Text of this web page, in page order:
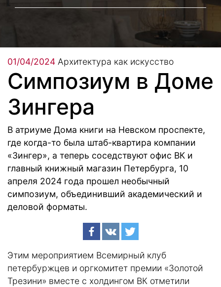
01/04/2024 Архитектура как искусство
Симпозиум в Доме
Зингера
В атриуме Дома книги на Невском проспекте,
где когда-то была штаб-квартира компании
«Зингер», а теперь соседствуют офис ВК и
главный книжный магазин Петербурга, 10
апреля 2024 года прошел необычный
симпозиум, объединивший академический и
деловой форматы.
Этим мероприятием Всемирный клуб
петербуржцев и оргкомитет премии «Золотой
Трезини» вместе с холдингом ВК отметили